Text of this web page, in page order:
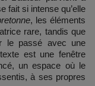
fait si intense qu’elle
, les éléments
rare, tandis que
le passé avec une
est une fenêtre
un espace où le
à ses propres